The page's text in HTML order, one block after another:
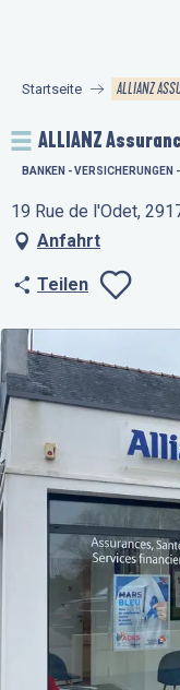
principal
Startseite ALLIANZ
ALLIANZ
BANKEN - VERSICHERUNGEN
19 Rue de l'Odet,
Anfahrt
Teilen